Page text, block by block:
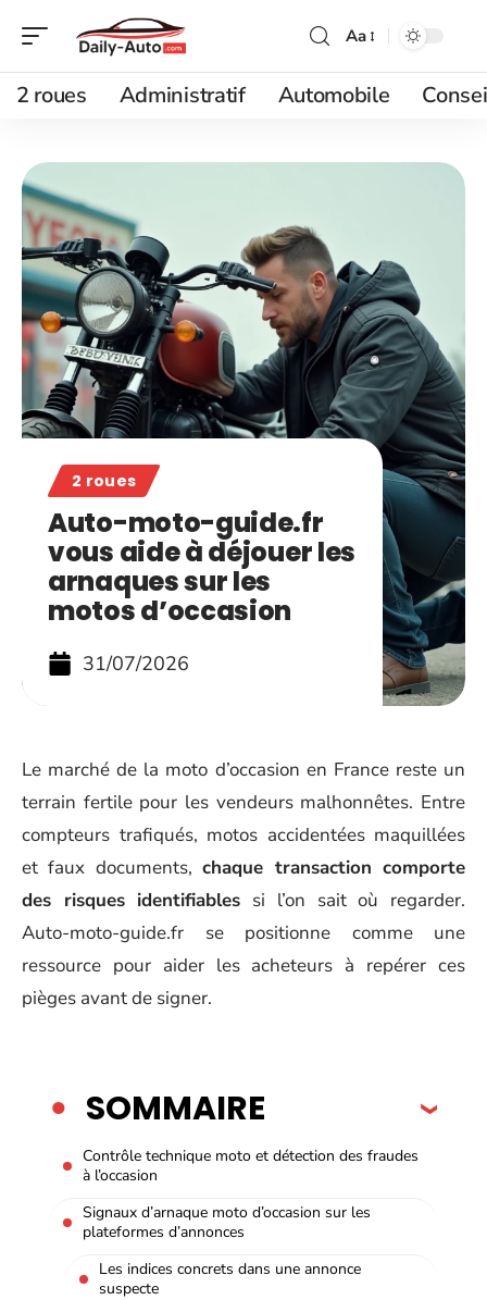
Aa
2 roues Administratif Automobile
2 roues
Auto-moto-guide.fr
vous aide à déjouer les
arnaques sur les
motos d’occasion
31/07/2026
Le marché de la moto d’occasion en France reste un
terrain fertile pour les vendeurs malhonnêtes. Entre
compteurs trafiqués, motos accidentées maquillées
et faux documents,chaque transaction comporte
des risques identifiables si l’on sait où regarder.
Auto-moto-guide.fr se positionne comme une
ressource pour aider les acheteurs à repérer ces
pièges avant de signer.
SOMMAIRE
Contrôle technique moto et détection des fraudes
à l’occasion
Signaux d’arnaque moto d’occasion sur les
plateformes d’annonces
Les indices concrets dans une annonce
suspecte